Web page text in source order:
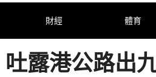
財經 體育
露港公路出